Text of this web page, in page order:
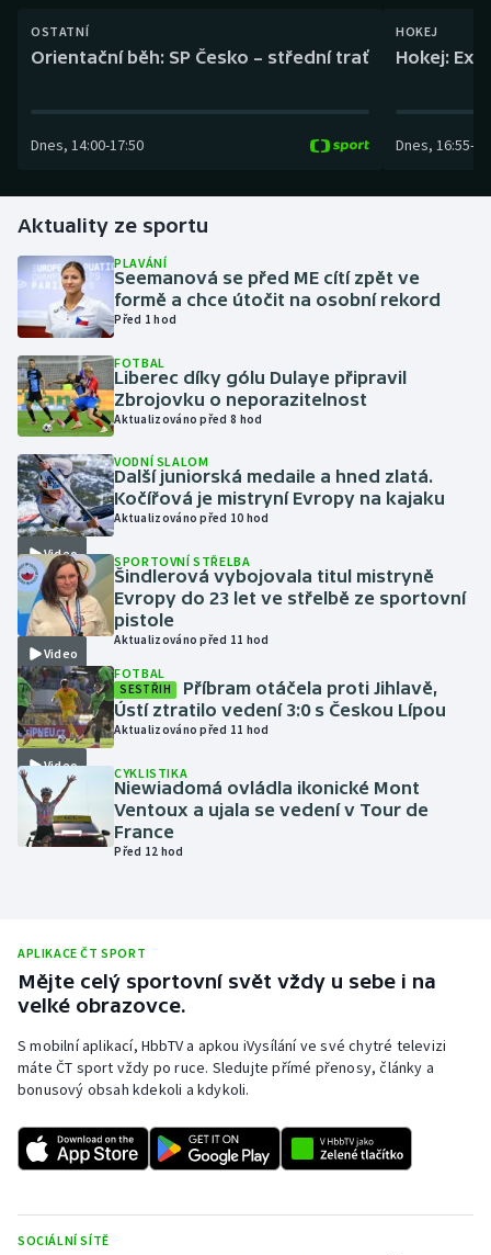
Curling
Golf
Gymnastika
Házená
Jezdectví
Judo
Krasobruslení
Lezení
Lyže a snowboard
Moderní pětiboj
Motorsport
Olympijské hry
Parasport
Rychlostní kanoistika
Short track
Stolní tenis
OSTATNÍ
Orientační běh: SP Česko – střední trať
Dnes, 14:00-17:50
HOKEJ
Hokej:
Dnes, 16:55-
Aktuality ze sportu
PLAVÁNÍ
Seemanová se před ME cítí zpět ve
formě a chce útočit na osobní rekord
Před 1 hod
FOTBAL
Liberec díky gólu Dulaye připravil
Zbrojovku o neporazitelnost
Aktualizováno před 8 hod
Video
VODNÍ SLALOM
Další juniorská medaile a hned zlatá.
Kočířová je mistryní Evropy na kajaku
Aktualizováno před 10 hod
Video
SPORTOVNÍ STŘELBA
Šindlerová vybojovala titul mistryně
Evropy do 23 let ve střelbě ze sportovní
pistole
Aktualizováno před 11 hod
Video
FOTBAL
SESTŘIH
Příbram otáčela proti Jihlavě,
Ústí ztratilo vedení 3:0 s Českou Lípou
Aktualizováno před 11 hod
CYKLISTIKA
Niewiadomá ovládla ikonické Mont
Ventoux a ujala se vedení v Tour de
France
Před 12 hod
APLIKACE ČT SPORT
Mějte celý sportovní svět vždy u sebe i na
velké obrazovce.
S mobilní aplikací, HbbTV a apkou iVysílání ve své chytré televizi
máte ČT sport vždy po ruce. Sledujte přímé přenosy, články a
bonusový obsah kdekoli a kdykoli.
SOCIÁLNÍ SÍTĚ